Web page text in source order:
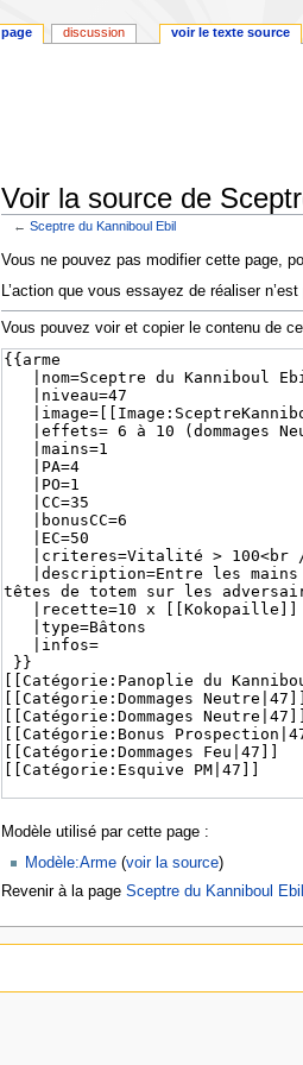
Voir la source de
←Sceptre du Kanniboul Ebil
Aller
à
navigation
Aller
à
recherche
Vous ne pouvez pas modifier cette page,
L’action que vous essayez de réaliser
Vous pouvez voir et copier le contenu de
Modèle utilisé par cette page :
Modèle:Arme (voir la source)
Revenir à la page Sceptre du Kanniboul Ebil
page discussion voir le texte source